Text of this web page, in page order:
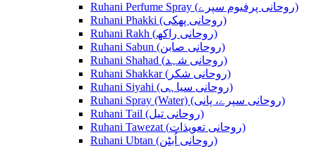
Ruhani Perfume Spray (روحانی پرفیوم سپرے)
Ruhani Phakki (روحانی پھکی)
Ruhani Rakh (روحانی راکھ)
Ruhani Sabun (روحانی صابن)
Ruhani Shahad (روحانی شہد)
Ruhani Shakkar (روحانی شکر)
Ruhani Siyahi (روحانی سیاہی)
Ruhani Spray (Water) (روحانی سپرے، پانی)
Ruhani Tail (روحانی تیل)
Ruhani Tawezat (روحانی تعویذات)
Ruhani Ubtan (روحانی اُبٹن)